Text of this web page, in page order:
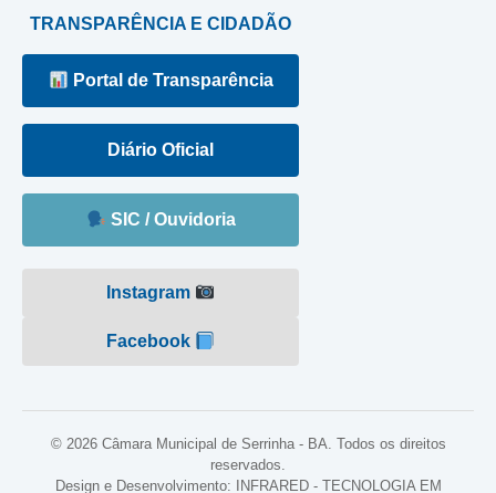
TRANSPARÊNCIA E CIDADÃO
Portal de Transparência
Diário Oficial
SIC / Ouvidoria
Instagram
Facebook
© 2026 Câmara Municipal de Serrinha - BA. Todos os direitos
reservados.
Design e Desenvolvimento: INFRARED - TECNOLOGIA EM